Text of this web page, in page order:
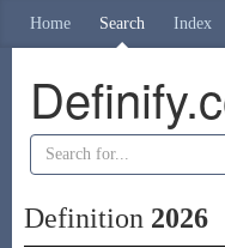
Home Search Index
Definition 2026